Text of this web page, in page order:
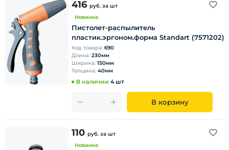
416 руб. за шт
Новинка
Пистолет-распылитель
плаcтик.эргоном.форма Standart (7571202)
Код товара: 690
Длина: 230мм
Ширина: 150мм
Толщина: 40мм
В наличии 4 шт
В корзину
110 руб. за шт
Новинка